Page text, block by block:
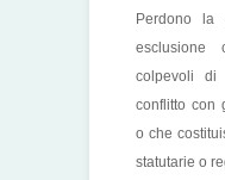
Perdono la
esclusione
colpevoli di
conflitto con
o che
statutarie o